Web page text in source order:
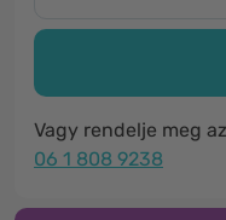
Vagy rendelje meg
06 1 808 9238